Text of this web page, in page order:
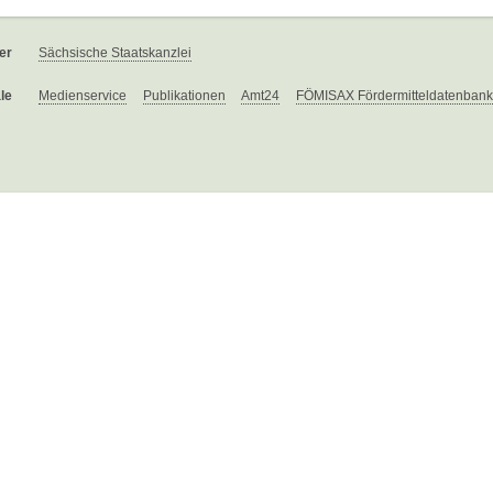
Sächsische Staatskanzlei
Medienservice Publikationen Amt24 FÖMISAX Fördermitteldatenbank